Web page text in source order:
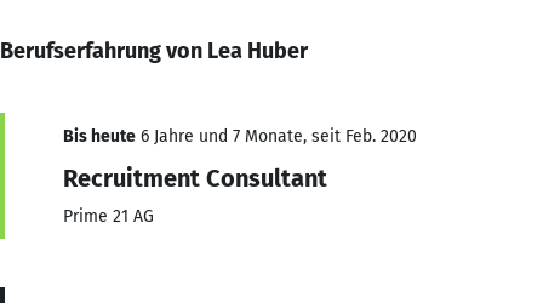
Berufserfahrung von Lea Huber
Bis heute 6 Jahre und 7 Monate, seit Feb. 2020
Recruitment Consultant
Prime 21 AG